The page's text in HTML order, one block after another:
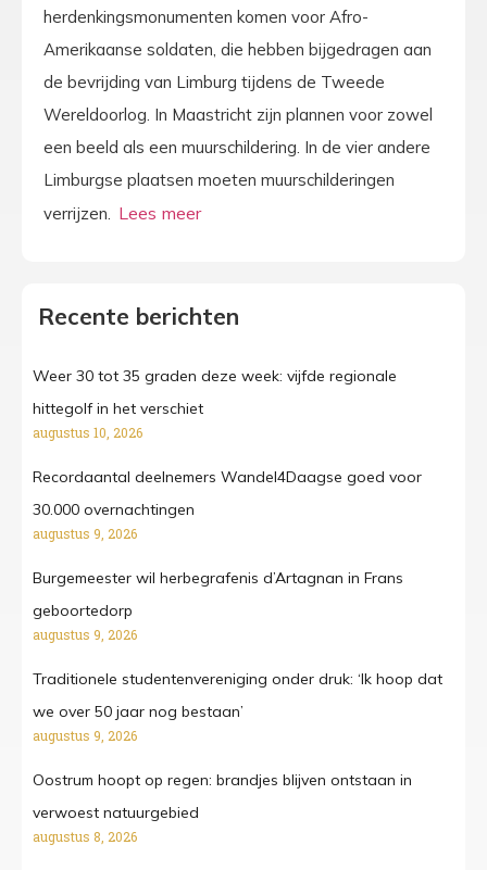
herdenkingsmonumenten komen voor Afro-
Amerikaanse soldaten, die hebben bijgedragen aan
de bevrijding van Limburg tijdens de Tweede
Wereldoorlog. In Maastricht zijn plannen voor zowel
een beeld als een muurschildering. In de vier andere
Limburgse plaatsen moeten muurschilderingen
verrijzen.
Recente berichten
Weer 30 tot 35 graden deze week: vijfde regionale
hittegolf in het verschiet
augustus 10, 2026
Recordaantal deelnemers Wandel4Daagse goed voor
30.000 overnachtingen
augustus 9, 2026
Burgemeester wil herbegrafenis d’Artagnan in Frans
geboortedorp
augustus 9, 2026
Traditionele studentenvereniging onder druk: ‘Ik hoop dat
we over 50 jaar nog bestaan’
augustus 9, 2026
Oostrum hoopt op regen: brandjes blijven ontstaan in
verwoest natuurgebied
augustus 8, 2026